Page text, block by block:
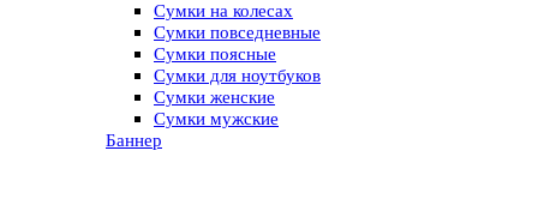
Сумки на колесах
Сумки повседневные
Сумки поясные
Сумки для ноутбуков
Сумки женские
Сумки мужские
Баннер